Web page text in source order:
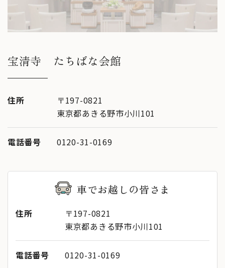
宝清寺 たちばな会館
住所
〒197-0821
東京都あきる野市小川101
電話番号 0120-31-0169
車でお越しの皆さま
住所
〒197-0821
東京都あきる野市小川101
電話番号 0120-31-0169